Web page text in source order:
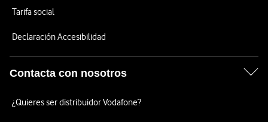
Tarifa social
Declaración Accesibilidad
Contacta con nosotros
¿Quieres ser distribuidor Vodafone?